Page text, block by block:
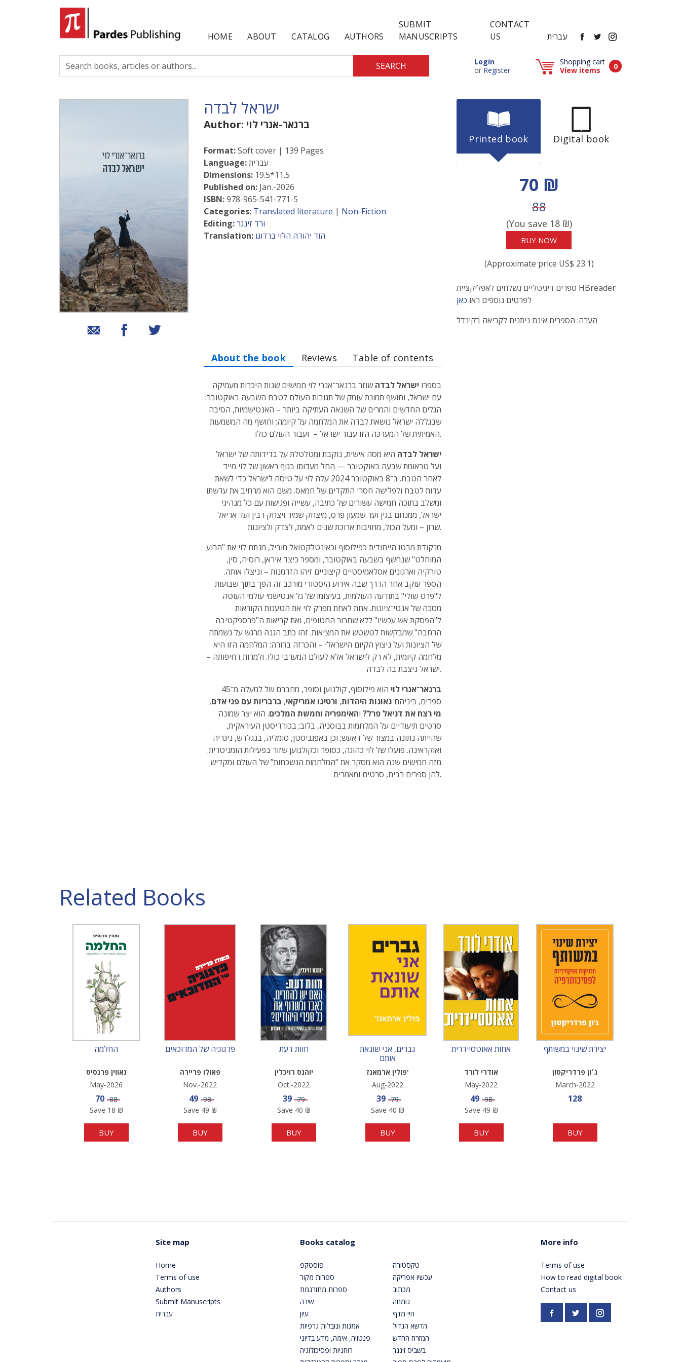
HOME ABOUT CATALOG AUTHORS
SUBMIT
MANUSCRIPTS
CONTACT
US
עברית FACEBOOK
TWITTER
INSTAGRAM
SEARCH LoginPopup window (Can be closed by ESCAPE key)
or RegisterPopup window (Can be closed by ESCAPE key)
Shopping cart
View items
0Items in cart
שיתוף באמצעות אימייל
שיתוף בפייסבוקשיתוף בטוויטר
ישראל לבדה
Author: ברנאר-אנרי לוי
Format:Soft cover | 139 Pages
Language:עברית
Dimensions: 19.5*11.5
Published on: Jan.-2026
ISBN:978-965-541-771-5
Categories: Translated literature | Non-Fiction
Editing:ורד זינגר
Translation: הוד יהודה הלוי ברדוגו
Printed book Digital book
Discount price
70 ₪
Price before discount
88
(You save 18₪)
BUY NOW
(Approximate price US$ 23.1)
ספרים דיגיטליים נשלחים לאפליקציית HBreader
לפרטים נוספים ראו כאן
הערה: הספרים אינם ניתנים לקריאה בקינדל
About the book Reviews Table of contents
בספרו ישראל לבדה שוזר ברנאר־אנרי לוי חמישים שנות היכרות מעמיקה
עם ישראל, וחושף תמונת עומק של תגובות העולם לטבח השבעה באוקטובר:
הגלים החדשים והמרים של השנאה העתיקה ביותר – האנטישמיות, הסיבה
שבגללה ישראל נושאת לבדה את המלחמה על קיומה; וחושף מה המשמעות
האמיתית של המערכה הזו עבור ישראל – ועבור העולם כולו.
ישראל לבדה היא מסה אישית, נוקבת ומטלטלת על בדידותה של ישראל
ועל טראומת שבעה באוקטובר — החל מעדותו בגוף ראשון של לוי מייד
לאחר הטבח. ב־8 באוקטובר 2024 עלה לוי על טיסה לישראל כדי לשאת
עדות לטבח ולפלישה חסרי התקדים של חמאס. משם הוא מרחיב את עדשתו
ומשלב בתוכה חמישה עשורים של כתיבה, עשייה ופגישות עם כל מנהיגי
ישראל, ממנחם בגין ועד שמעון פרס, מיצחק שמיר ויצחק רבין ועד אריאל
שרון – ומעל הכול, מחויבות ארוכת שנים לאמת, לצדק ולציונות.
מנקודת מבטו הייחודית כפילוסוף וכאינטלקטואל מוביל, מנתח לוי את "הרוע
המוחלט" שנחשף בשבעה באוקטובר, ומספר כיצד איראן, רוסיה, סין,
טורקיה וארגונים אסלאמיסטיים קיצוניים זיהו הזדמנות – וניצלו אותה.
הספר עוקב אחר הדרך שבה אירוע היסטורי מורכב זה הפך בתוך שבועות
ל"פרט שולי" בתודעה העולמית, בעיצומו של גל אנטישמי עולמי העוטה
מסכה של אנטי־ציונות. אחת לאחת מפרק לוי את הטענות הקוראות
ל"הפסקת אש עכשיו" ללא שחרור החטופים, ואת קריאות ה"פרספקטיבה
הרחבה" שמבקשות לטשטש את המציאות. זהו כתב הגנה מרגש על נשמתה
של הציונות ועל ניצוץ הקיום הישראלי – והכרזה ברורה: המלחמה הזו היא
מלחמה קיומית, לא רק לישראל אלא לעולם המערבי כולו. ולמרות דחיפותה –
ישראל ניצבת בה לבדה.
ברנאר־אנרי לוי
הוא פילוסוף, קולנוען וסופר, מחברם של למעלה מ־45
ספרים, ביניהם גאונות היהדות, ורטיגו אמריקאי, ברבריות עם פני אדם,
מי רצח את דניאל פרל? והאימפריה וחמשת המלכים. הוא יצר שמונה
סרטים תיעודיים על המלחמות בבוסניה, בלוב; בכורדיסטן העיראקית,
שהייתה נתונה במצור של דאעש; וכן באפגניסטן, סומליה, בנגלדש, ניגריה
ואוקראינה. פועלו של לוי כהוגה, כסופר וכקולנוען שזור בפעילות הומניטרית.
מזה חמישים שנה הוא מסקר את “המלחמות הנשכחות” של העולם ומקדיש
להן ספרים רבים, סרטים ומאמרים.
Related Books
החלמה
גאווין פרנסיס
May-2026
Sale price
70 Price
88
Save 18 ₪
BUY
פדגוגיה של המדוכאים
פאולו פריירה
Nov.-2022
Sale price
49 Price
98
Save 49 ₪
BUY
חוות דעת
יוהנס רויכלין
Oct.-2022
Sale price
39 Price
79
Save 40 ₪
BUY
גברים, אני שונאת
אותם
פולין ארמאנז'
Aug-2022
Sale price
39 Price
79
Save 40 ₪
BUY
אחות אאוטסיידרית
אודרי לורד
May-2022
Sale price
49 Price
98
Save 49 ₪
BUY
יצירת שינוי במשותף
ג׳ון פרדריקסון
March-2022
Sale price
128
BUY
Site map
Home
Terms of use
Authors
Submit Manuscripts
עברית
Books catalog
פוסטקפ
ספרות מקור
ספרות מתורגמת
שירה
עיון
אמנות ונובלות גרפיות
פנטזיה, אימה, מדע בדיוני
רוחניות ופסיכולוגיה
טקסטורה
עכשיו אפריקה
מכתוב
גומחה
חיי מדף
הדשא הגדול
המזרח החדש
בשביס זינגר
More info
Terms of use
How to read digital book
Contact us
Facebookhttps://twitter.com/
Instagram